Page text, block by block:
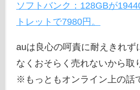
ソフトバンク：128GBが
トレットで7980円。
auは良心の呵責に耐えきれず
なくおそらく売れないから取
※もっともオンライン上の話